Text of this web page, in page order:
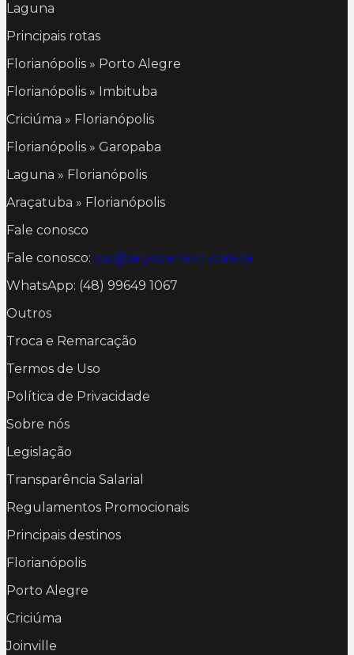
Laguna
Principais rotas
Florianópolis » Porto Alegre
Florianópolis » Imbituba
Criciúma » Florianópolis
Florianópolis » Garopaba
Laguna » Florianópolis
Araçatuba » Florianópolis
Fale conosco
Fale conosco: sac@anjoconnect.com.br
WhatsApp: (48) 99649 1067
Outros
Troca e Remarcação
Termos de Uso
Política de Privacidade
Sobre nós
Legislação
Transparência Salarial
Regulamentos Promocionais
Principais destinos
Florianópolis
Porto Alegre
Criciúma
Joinville